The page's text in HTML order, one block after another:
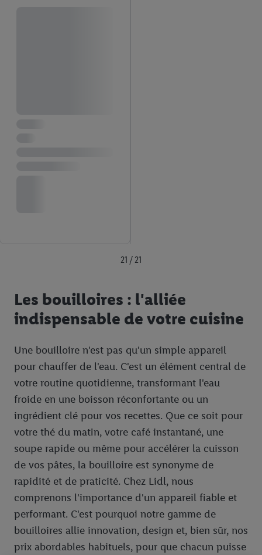
21 / 21
Les bouilloires : l'alliée
indispensable de votre cuisine
Une bouilloire n'est pas qu'un simple appareil
pour chauffer de l'eau. C'est un élément central de
votre routine quotidienne, transformant l'eau
froide en une boisson réconfortante ou un
ingrédient clé pour vos recettes. Que ce soit pour
votre thé du matin, votre café instantané, une
soupe rapide ou même pour accélérer la cuisson
de vos pâtes, la bouilloire est synonyme de
rapidité et de praticité. Chez Lidl, nous
comprenons l'importance d'un appareil fiable et
performant. C'est pourquoi notre gamme de
bouilloires allie innovation, design et, bien sûr, nos
prix abordables habituels, pour que chacun puisse